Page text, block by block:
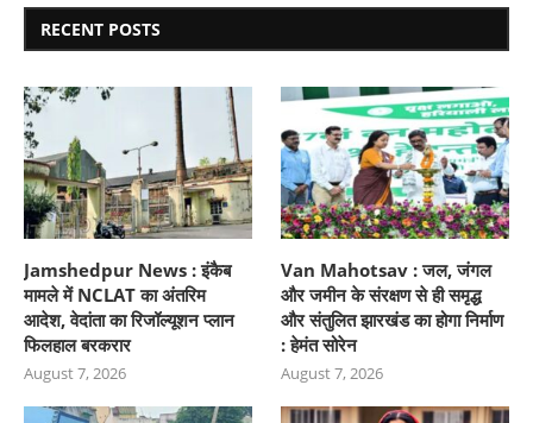
RECENT POSTS
Jamshedpur News : इंकैब
मामले में NCLAT का अंतरिम
आदेश, वेदांता का रिजॉल्यूशन प्लान
फिलहाल बरकरार
August 7, 2026
Van Mahotsav : जल, जंगल
और जमीन के संरक्षण से ही समृद्ध
और संतुलित झारखंड का होगा निर्माण
: हेमंत सोरेन
August 7, 2026